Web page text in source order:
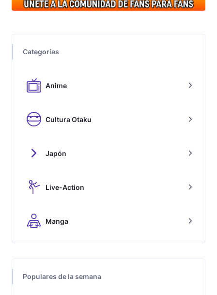
Categorías
Anime
Cultura Otaku
Japón
Live-Action
Manga
Populares de la semana